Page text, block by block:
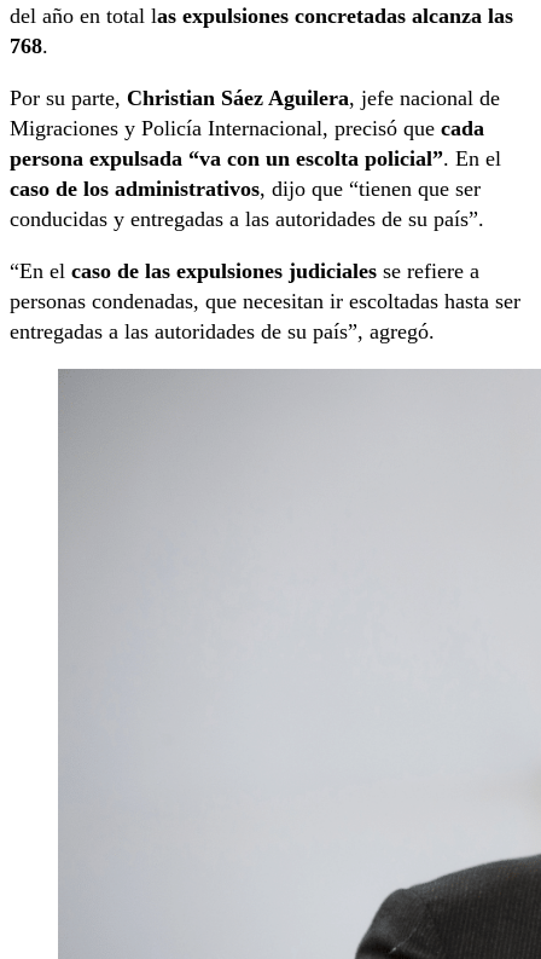
del año en total las expulsiones concretadas alcanza las
768.
Por su parte, Christian Sáez Aguilera, jefe nacional de
Migraciones y Policía Internacional, precisó que cada
persona expulsada “va con un escolta policial”. En el
caso de los administrativos, dijo que “tienen que ser
conducidas y entregadas a las autoridades de su país”.
“En el caso de las expulsiones judiciales se refiere a
personas condenadas, que necesitan ir escoltadas hasta ser
entregadas a las autoridades de su país”, agregó.